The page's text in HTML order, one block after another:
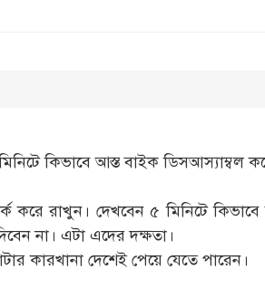
কিভাবে আস্ত বাইক ডিসআস্যাম্বল
করে রাখুন। দেখবেন ৫ মিনিটে
না। এটা এদের দক্ষতা।
কারখানা দেশেই পেয়ে যেতে পারেন।